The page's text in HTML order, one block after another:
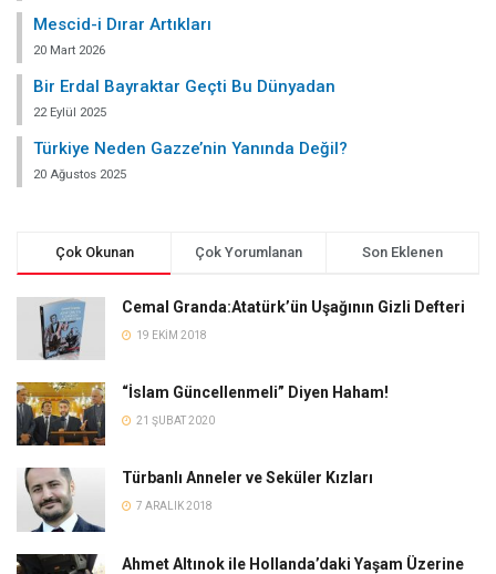
Mescid-i Dırar Artıkları
20 Mart 2026
Bir Erdal Bayraktar Geçti Bu Dünyadan
22 Eylül 2025
Türkiye Neden Gazze’nin Yanında Değil?
20 Ağustos 2025
Çok Okunan Çok Yorumlanan Son Eklenen
Cemal Granda:Atatürk’ün Uşağının Gizli Defteri
19 EKIM 2018
“İslam Güncellenmeli” Diyen Haham!
21 ŞUBAT 2020
Türbanlı Anneler ve Seküler Kızları
7 ARALIK 2018
Ahmet Altınok ile Hollanda’daki Yaşam Üzerine